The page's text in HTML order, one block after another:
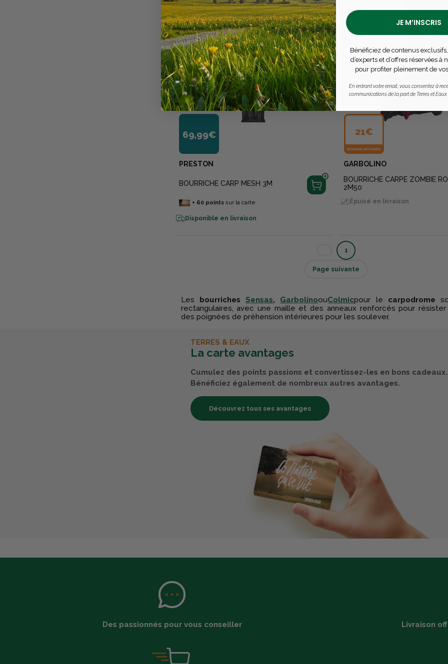
69,99€
PRESTON
BOURRICHE CARP MESH 3M
+ 60 points sur la carte
Disponible en livraison
21€
BONNE AFFAIRE
GARBOLINO
BOURRICHE CARPE ZOMBIE
2M50
Épuisé en livraison
1
Page suivante
Les bourrichesSensas, GarbolinoouColmicpour le carpodrome
rectangulaires, avec une maille et des anneaux renforcés pour résister
des poignées de préhension intérieures pour les soulever.
TERRES & EAUX
La carte avantages
Cumulez des points passions et convertissez-les en bons cadeaux.
Bénéficiez également de nombreux autres avantages.
Découvrez tous ses avantages
Des passionnés pour vous conseiller Livraison
JE M’INSCRIS
Bénéficiez de contenus
d’experts et d’offres réservées à
pour profiter pleinement de
En entrant votre email, vous consentez à
communications de la part de Terres et Eaux